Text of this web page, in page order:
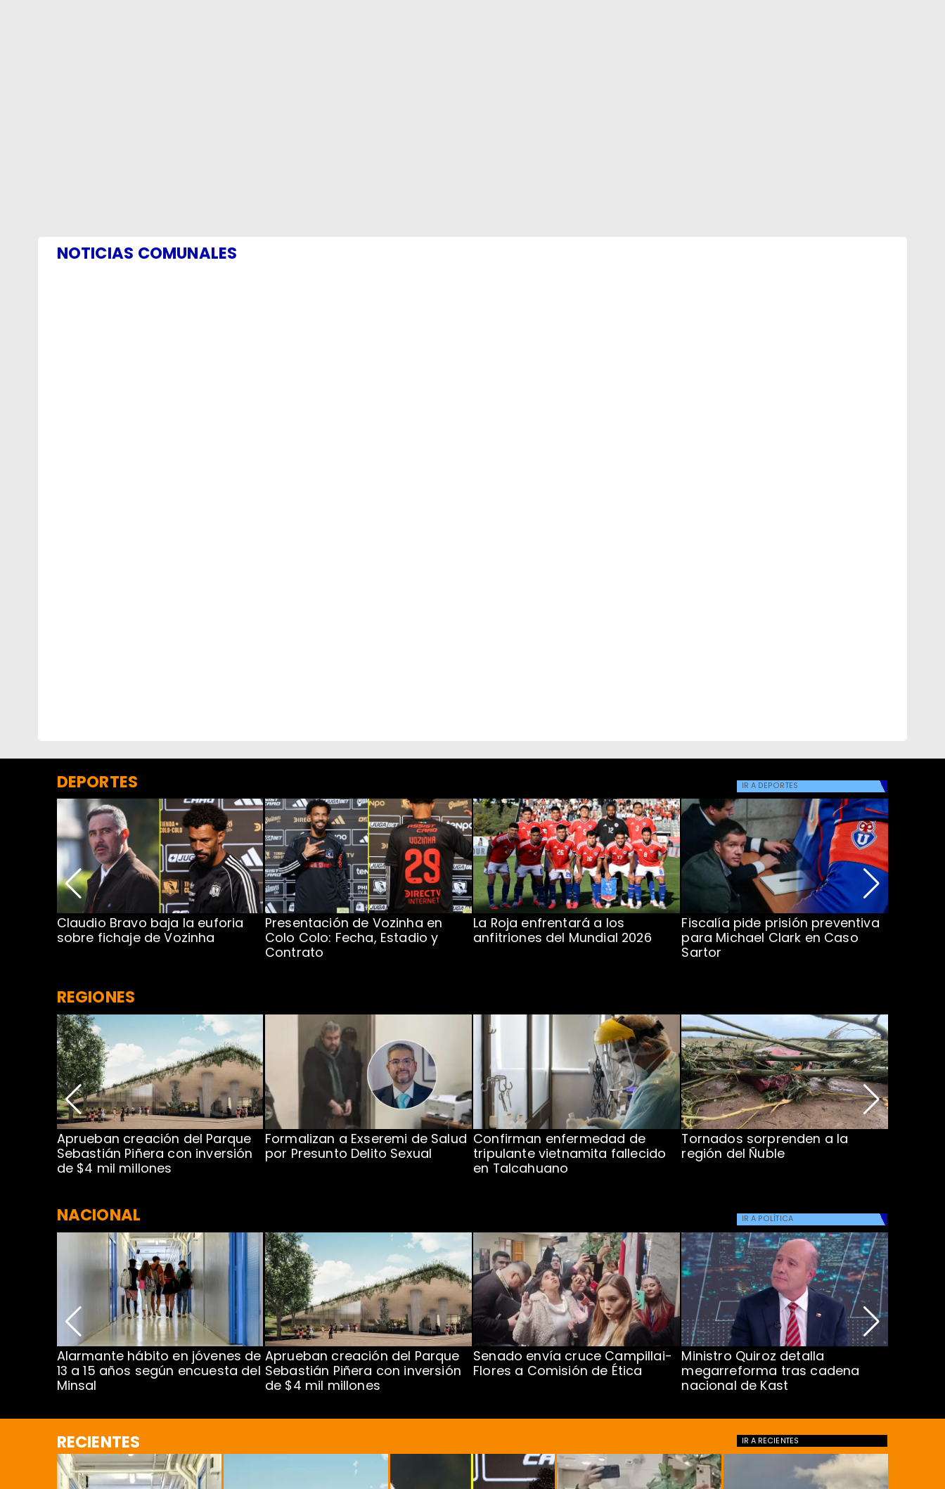
NOTICIAS COMUNALES
DEPORTES IR A DEPORTES
Claudio Bravo baja la euforia
sobre fichaje de Vozinha
Presentación de Vozinha en
Colo Colo: Fecha, Estadio y
Contrato
La Roja enfrentará a los
anfitriones del Mundial 2026
Fiscalía pide prisión preventiva
para Michael Clark en Caso
Sartor
REGIONES
Aprueban creación del Parque
Sebastián Piñera con inversión
de $4 mil millones
Formalizan a Exseremi de Salud
por Presunto Delito Sexual
Confirman enfermedad de
tripulante vietnamita fallecido
en Talcahuano
Tornados sorprenden a la
región del Ñuble
NACIONAL IR A POLÍTICA
Alarmante hábito en jóvenes de
13 a 15 años según encuesta del
Minsal
Aprueban creación del Parque
Sebastián Piñera con inversión
de $4 mil millones
Senado envía cruce Campillai-
Flores a Comisión de Ética
Ministro Quiroz detalla
megarreforma tras cadena
nacional de Kast
RECIENTES IR A RECIENTES